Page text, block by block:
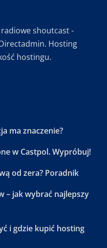
shoutcast -
Hosting
hostingu.
ma znaczenie?
w Castpol. Wypróbuj!
od zera? Poradnik
– jak wybrać najlepszy
i gdzie kupić hosting